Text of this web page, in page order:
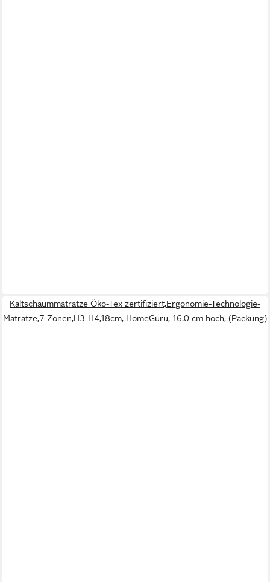
Kaltschaummatratze Öko-Tex zertifiziert,Ergonomie-Technologie-
Matratze,7-Zonen,H3-H4,18cm, HomeGuru, 16.0 cm hoch, (Packung)